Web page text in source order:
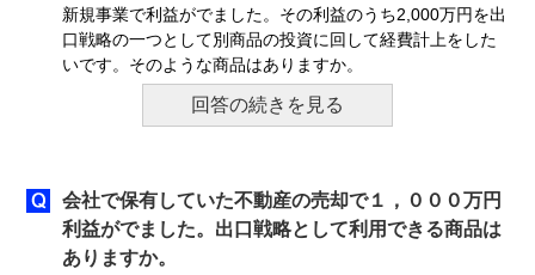
新規事業で利益がでました。その利益のうち2,000万円を出
口戦略の一つとして別商品の投資に回して経費計上をした
いです。そのような商品はありますか。
回答の続きを見る
会社で保有していた不動産の売却で１，０００万円
利益がでました。出口戦略として利用できる商品は
ありますか。